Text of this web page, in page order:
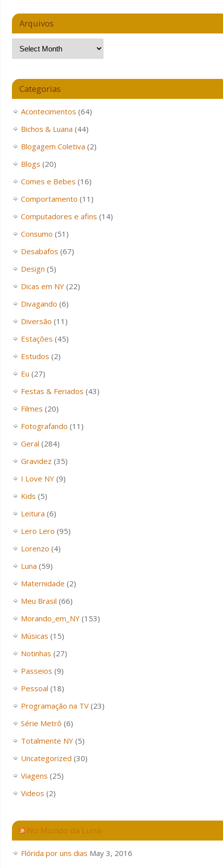
Arquivos
Categorias
Acontecimentos (64)
Bichos & Luana (44)
Blogagem Coletiva (2)
Blogs (20)
Comes e Bebes (16)
Comportamento (11)
Computadores e afins (14)
Consumo (51)
Desabafos (67)
Design (5)
Dicas em NY(22)
Divagando (6)
Diversão (11)
Estações (45)
Estudos (2)
Eu (27)
Festas & Feriados (43)
Filmes (20)
Fotografando (11)
Geral (284)
Gravidez (35)
I Love NY(9)
Kids (5)
Leitura (6)
Lero Lero (95)
Lorenzo (4)
Luna (59)
Maternidade (2)
Meu Brasil (66)
Morando_em_NY(153)
Músicas (15)
Notinhas (27)
Passeios (9)
Pessoal (18)
Programação na TV(23)
Série Metrô (6)
Totalmente NY(5)
Uncategorized (30)
Viagens (25)
Videos (2)
No Mundo da Luna
Flórida por uns dias May 3, 2016